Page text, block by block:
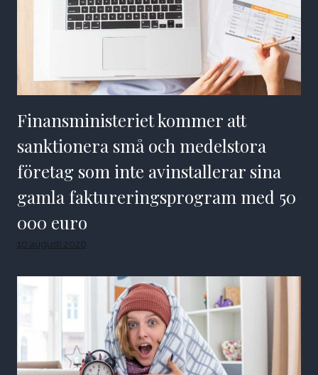
Finansministeriet kommer att
sanktionera små och medelstora
företag som inte avinstallerar sina
gamla faktureringsprogram med 50
000 euro
10 augusti 2026